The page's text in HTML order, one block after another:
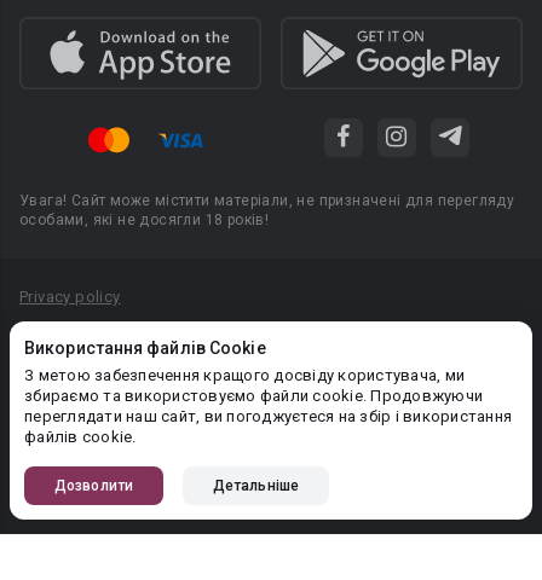
Використання файлів Cookie
З метою забезпечення кращого досвіду користувача, ми
збираємо та використовуємо файли cookie. Продовжуючи
переглядати наш сайт, ви погоджуєтеся на збір і використання
файлів cookie.
Дозволити Детальніше
Увага! Сайт може містити матеріали, не призначені для перегляду
особами, які не досягли 18 років!
Privacy policy
Політика конфіденційності
Правила публікації авторського контенту
PR-вiддiл: pr@booknet.com
© 2026 Booknet. Всі права захищено.